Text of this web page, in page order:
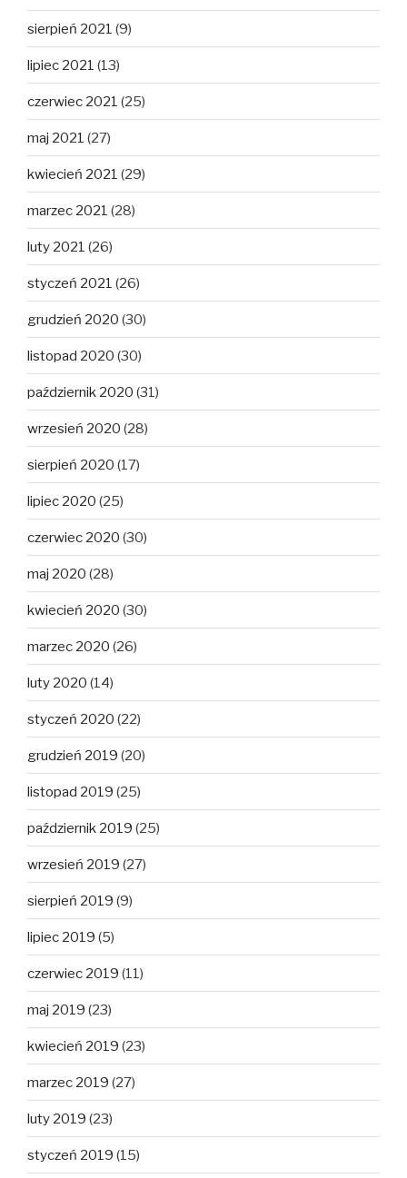
sierpień 2021 (9)
lipiec 2021 (13)
czerwiec 2021 (25)
maj 2021 (27)
kwiecień 2021 (29)
marzec 2021 (28)
luty 2021 (26)
styczeń 2021 (26)
grudzień 2020 (30)
listopad 2020 (30)
październik 2020 (31)
wrzesień 2020 (28)
sierpień 2020 (17)
lipiec 2020 (25)
czerwiec 2020 (30)
maj 2020 (28)
kwiecień 2020 (30)
marzec 2020 (26)
luty 2020 (14)
styczeń 2020 (22)
grudzień 2019 (20)
listopad 2019 (25)
październik 2019 (25)
wrzesień 2019 (27)
sierpień 2019 (9)
lipiec 2019 (5)
czerwiec 2019 (11)
maj 2019 (23)
kwiecień 2019 (23)
marzec 2019 (27)
luty 2019 (23)
styczeń 2019 (15)